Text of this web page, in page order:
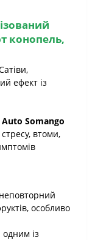
конопель,
ефект із
Auto Somango
втоми,
особливо
із